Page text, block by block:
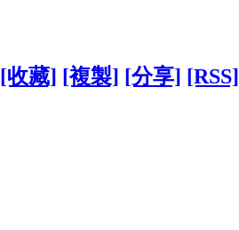
[收藏] [複製] [分享] [RSS]